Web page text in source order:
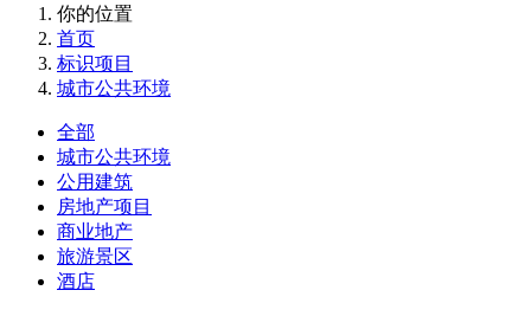
你的位置
首页
标识项目
城市公共环境
全部
城市公共环境
公用建筑
房地产项目
商业地产
旅游景区
酒店